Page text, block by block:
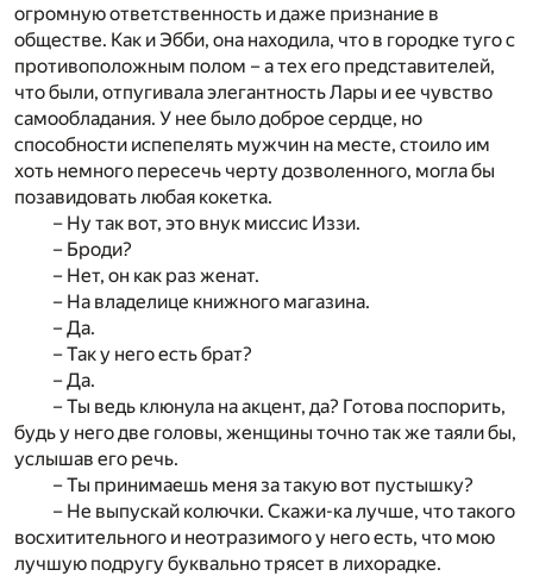
огромную ответственность и даже признание в
обществе. Как и Эбби, она находила, что в городке туго с
противоположным полом – а тех его представителей,
что были, отпугивала элегантность Лары и ее чувство
самообладания. У нее было доброе сердце, но
способности испепелять мужчин на месте, стоило им
хоть немного пересечь черту дозволенного, могла бы
позавидовать любая кокетка.
– Ну так вот, это внук миссис Иззи.
– Броди?
– Нет, он как раз женат.
– На владелице книжного магазина.
– Да.
– Так у него есть брат?
– Да.
– Ты ведь клюнула на акцент, да? Готова поспорить,
будь у него две головы, женщины точно так же таяли бы,
услышав его речь.
– Ты принимаешь меня за такую вот пустышку?
– Не выпускай колючки. Скажи-ка лучше, что такого
восхитительного и неотразимого у него есть, что мою
лучшую подругу буквально трясет в лихорадке.